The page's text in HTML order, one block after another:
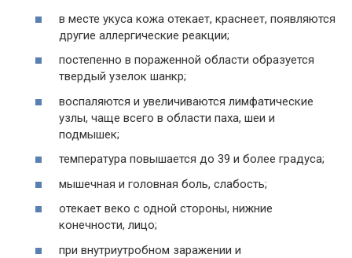
в месте укуса кожа отекает, краснеет, появляются
другие аллергические реакции;
постепенно в пораженной области образуется
твердый узелок шанкр;
воспаляются и увеличиваются лимфатические
узлы, чаще всего в области паха, шеи и
подмышек;
температура повышается до 39 и более градуса;
мышечная и головная боль, слабость;
отекает веко с одной стороны, нижние
конечности, лицо;
при внутриутробном заражении и